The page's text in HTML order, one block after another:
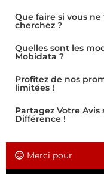
Que faire si vous
cherchez ?
Quelles sont les
Mobidata ?
Profitez de nos
limitées !
Partagez Votre Avis
Différence !
Merci pour